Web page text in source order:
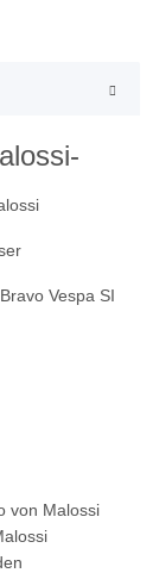
Vespa SI
von Malossi